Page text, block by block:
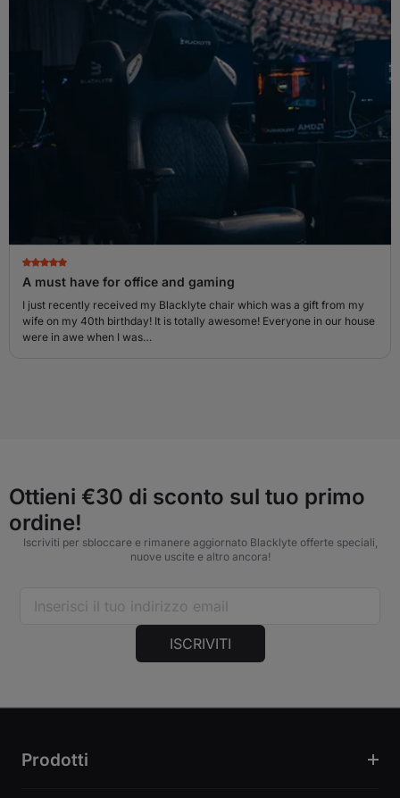
A must have for office and gaming
I just recently received my Blacklyte chair which was a gift from my
wife on my 40th birthday! It is totally awesome! Everyone in our house
were in awe when I was…
Ottieni €30 di sconto sul tuo primo
ordine!
Iscriviti per sbloccare e rimanere aggiornato Blacklyte offerte speciali,
nuove uscite e altro ancora!
ISCRIVITI
Prodotti